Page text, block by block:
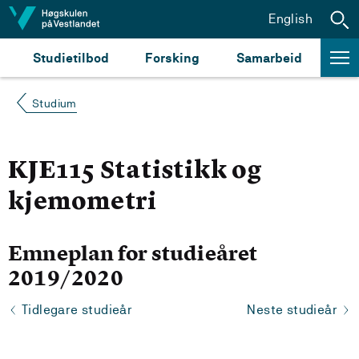
Hopp til innhald
Studietilbod Forsking Samarbeid
English
Studium
KJE115 Statistikk og
kjemometri
Emneplan for studieåret
2019/2020
Tidlegare studieår Neste studieår